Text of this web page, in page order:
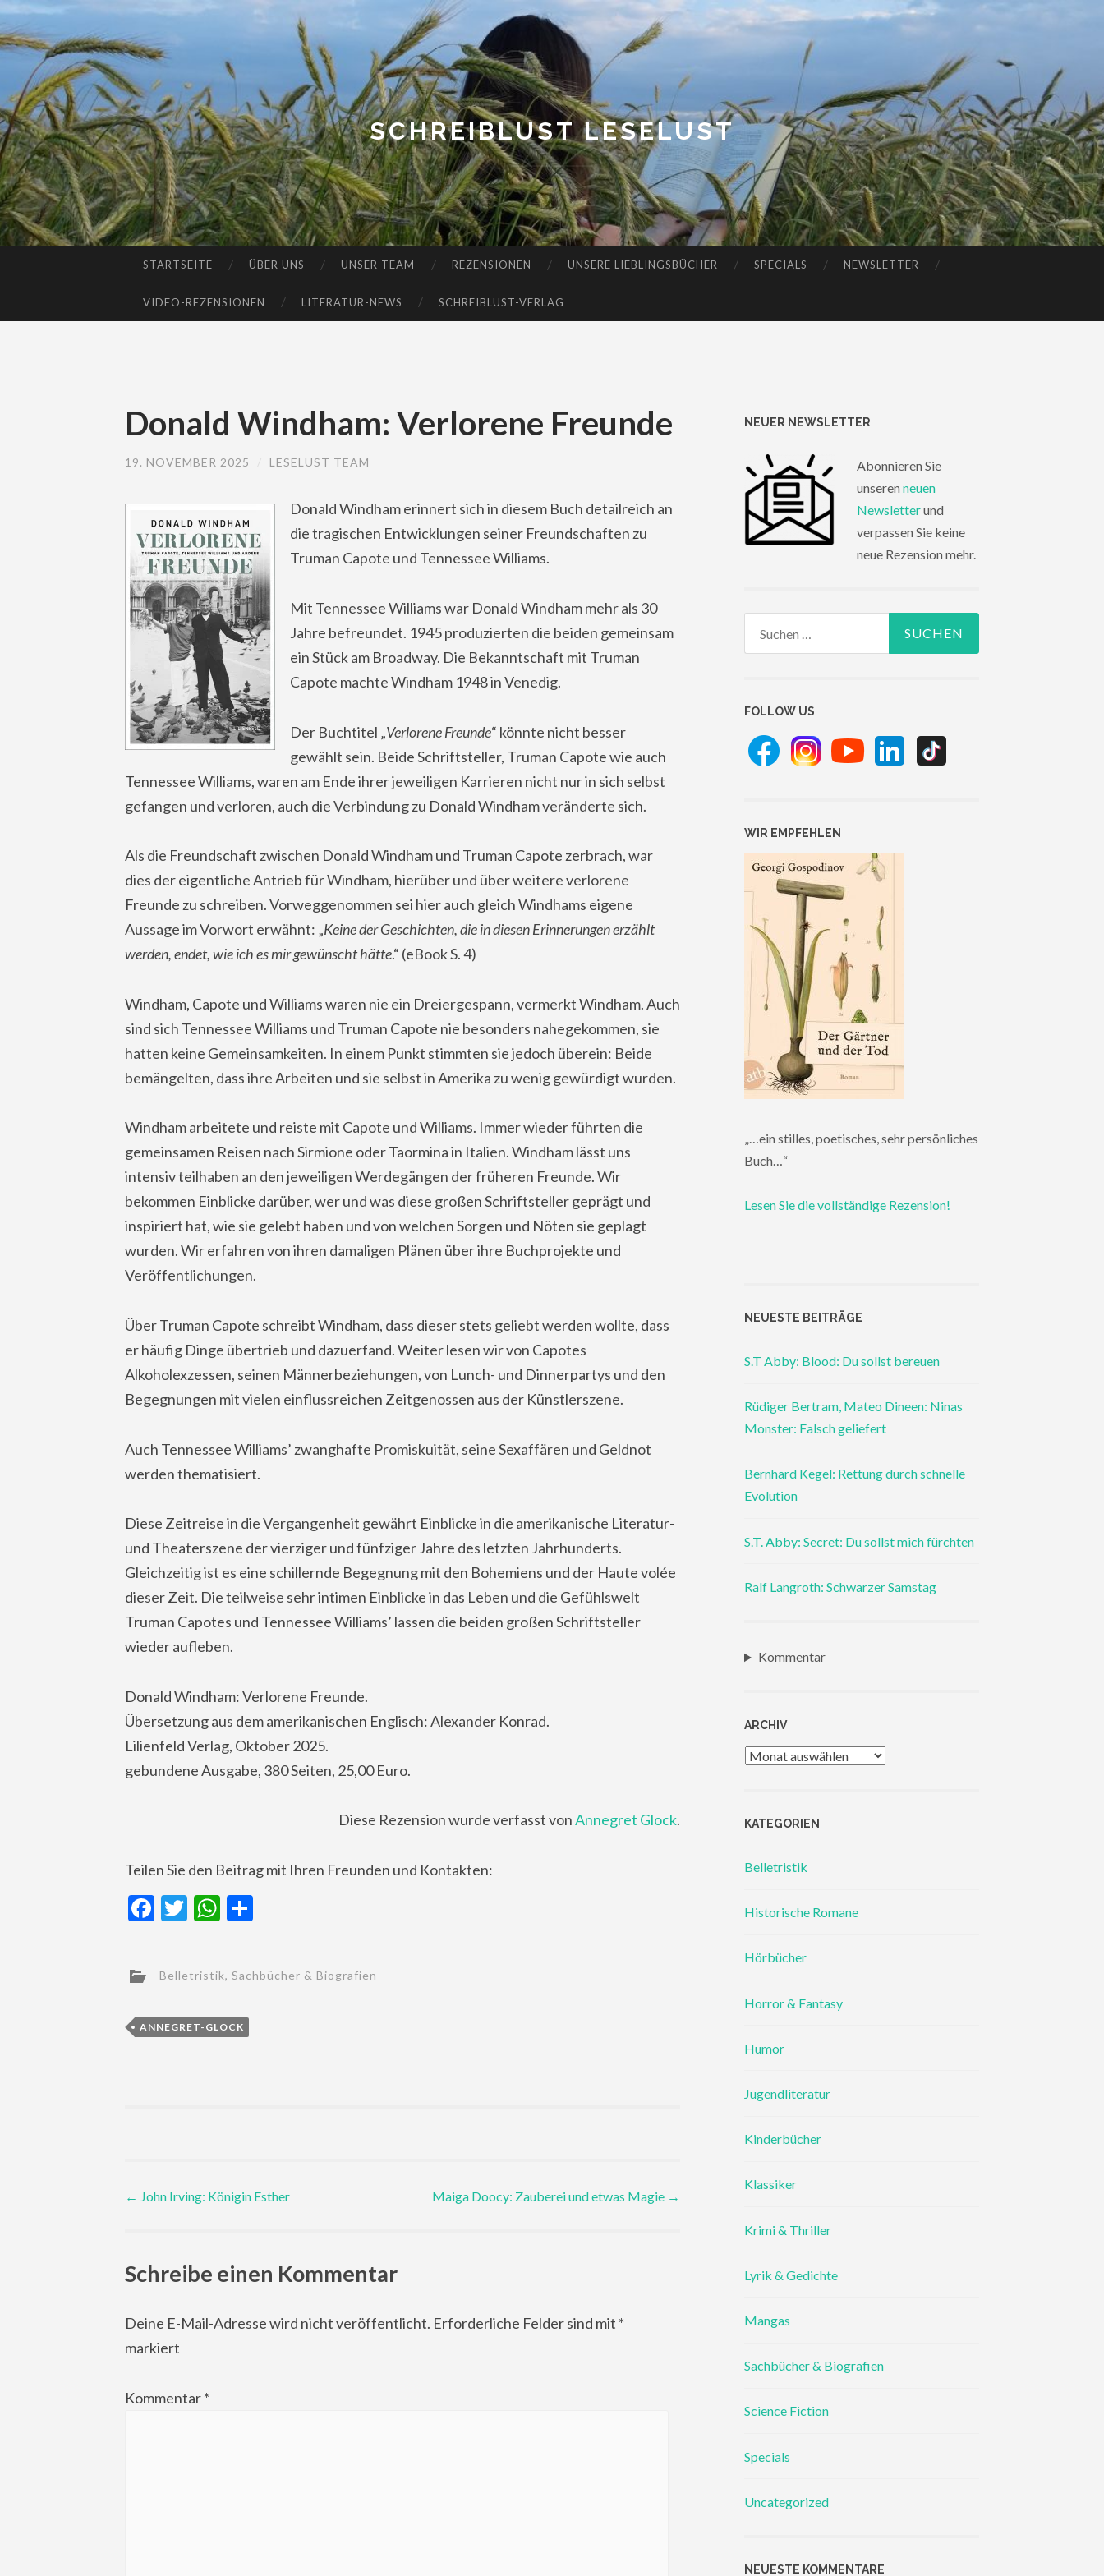
SCHREIBLUST LESELUST
STARTSEITE ÜBER UNS UNSER TEAM REZENSIONEN UNSERE LIEBLINGSBÜCHER SPECIALS NEWSLETTER
VIDEO-REZENSIONEN LITERATUR-NEWS SCHREIBLUST-VERLAG
Donald Windham: Verlorene Freunde
19. NOVEMBER 2025 LESELUST TEAM
Donald Windham erinnert sich in diesem Buch detailreich an
die tragischen Entwicklungen seiner Freundschaften zu
Truman Capote und Tennessee Williams.
Mit Tennessee Williams war Donald Windham mehr als 30
Jahre befreundet. 1945 produzierten die beiden gemeinsam
ein Stück am Broadway. Die Bekanntschaft mit Truman
Capote machte Windham 1948 in Venedig.
Der Buchtitel „Verlorene Freunde“ könnte nicht besser
gewählt sein. Beide Schriftsteller, Truman Capote wie auch
Tennessee Williams, waren am Ende ihrer jeweiligen Karrieren nicht nur in sich selbst
gefangen und verloren, auch die Verbindung zu Donald Windham veränderte sich.
Als die Freundschaft zwischen Donald Windham und Truman Capote zerbrach, war
dies der eigentliche Antrieb für Windham, hierüber und über weitere verlorene
Freunde zu schreiben. Vorweggenommen sei hier auch gleich Windhams eigene
Aussage im Vorwort erwähnt: „Keine der Geschichten, die in diesen Erinnerungen erzählt
werden, endet, wie ich es mir gewünscht hätte.“ (eBook S. 4)
Windham, Capote und Williams waren nie ein Dreiergespann, vermerkt Windham. Auch
sind sich Tennessee Williams und Truman Capote nie besonders nahegekommen, sie
hatten keine Gemeinsamkeiten. In einem Punkt stimmten sie jedoch überein: Beide
bemängelten, dass ihre Arbeiten und sie selbst in Amerika zu wenig gewürdigt wurden.
Windham arbeitete und reiste mit Capote und Williams. Immer wieder führten die
gemeinsamen Reisen nach Sirmione oder Taormina in Italien. Windham lässt uns
intensiv teilhaben an den jeweiligen Werdegängen der früheren Freunde. Wir
bekommen Einblicke darüber, wer und was diese großen Schriftsteller geprägt und
inspiriert hat, wie sie gelebt haben und von welchen Sorgen und Nöten sie geplagt
wurden. Wir erfahren von ihren damaligen Plänen über ihre Buchprojekte und
Veröffentlichungen.
Über Truman Capote schreibt Windham, dass dieser stets geliebt werden wollte, dass
er häufig Dinge übertrieb und dazuerfand. Weiter lesen wir von Capotes
Alkoholexzessen, seinen Männerbeziehungen, von Lunch- und Dinnerpartys und den
Begegnungen mit vielen einflussreichen Zeitgenossen aus der Künstlerszene.
Auch Tennessee Williams’ zwanghafte Promiskuität, seine Sexaffären und Geldnot
werden thematisiert.
Diese Zeitreise in die Vergangenheit gewährt Einblicke in die amerikanische Literatur-
und Theaterszene der vierziger und fünfziger Jahre des letzten Jahrhunderts.
Gleichzeitig ist es eine schillernde Begegnung mit den Bohemiens und der Haute volée
dieser Zeit. Die teilweise sehr intimen Einblicke in das Leben und die Gefühlswelt
Truman Capotes und Tennessee Williams’ lassen die beiden großen Schriftsteller
wieder aufleben.
Donald Windham: Verlorene Freunde.
Übersetzung aus dem amerikanischen Englisch: Alexander Konrad.
Lilienfeld Verlag, Oktober 2025.
gebundene Ausgabe, 380 Seiten, 25,00 Euro.
Diese Rezension wurde verfasst vonAnnegret Glock.
Teilen Sie den Beitrag mit Ihren Freunden und Kontakten:
Facebook
TwitterWhatsApp
Belletristik, Sachbücher & Biografien
ANNEGRET-GLOCK
Post
← John Irving: Königin Esther Maiga Doocy: Zauberei und etwas Magie →
Schreibe einen Kommentar
Deine E-Mail-Adresse wird nicht veröffentlicht. Erforderliche Felder sind mit *
markiert
Kommentar*
NEUER NEWSLETTER
Abonnieren Sie
unserenneuen
Newsletterund
verpassen Sie keine
neue Rezension mehr.
FOLLOW US
WIR EMPFEHLEN
„…ein stilles, poetisches, sehr persönliches
Buch…“
Lesen Sie die vollständige Rezension!
NEUESTE BEITRÄGE
S.T Abby: Blood: Du sollst bereuen
Rüdiger Bertram, Mateo Dineen: Ninas
Monster: Falsch geliefert
Bernhard Kegel: Rettung durch schnelle
Evolution
S.T. Abby: Secret: Du sollst mich fürchten
Ralf Langroth: Schwarzer Samstag
Kommentar
ARCHIV
Archiv
KATEGORIEN
Belletristik
Historische Romane
Hörbücher
Horror & Fantasy
Humor
Jugendliteratur
Kinderbücher
Klassiker
Krimi & Thriller
Lyrik & Gedichte
Mangas
Sachbücher & Biografien
Science Fiction
Specials
Uncategorized
NEUESTE KOMMENTARE